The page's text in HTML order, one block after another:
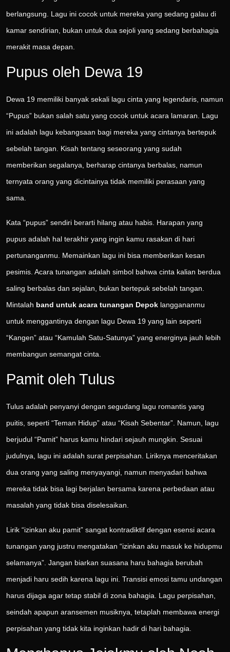
berlangsung. Lagu ini cocok untuk mereka yang sedang galau di
kamar sendirian, bukan untuk dua sejoli yang sedang berbahagia
merakit masa depan.
Pupus oleh Dewa 19
Dewa 19 memiliki banyak sekali lagu cinta yang legendaris, namun
“Pupus” bukan salah satu yang cocok untuk acara lamaran. Lagu
ini adalah lagu kebangsaan bagi mereka yang cintanya bertepuk
sebelah tangan. Kisah tentang seseorang yang sudah
memberikan segalanya, berharap cintanya berbalas, namun
ternyata orang yang dicintainya tidak memiliki perasaan yang
sama.
Kata “pupus” sendiri berarti hilang atau habis. Harapan yang
pupus adalah hal terakhir yang ingin kamu rasakan di hari
pertunanganmu. Memainkan lagu ini bisa memberikan kesan
pesimis. Acara tunangan adalah simbol bahwa cinta kalian berdua
saling berbalas dan sejalan, bukan bertepuk sebelah tangan.
Mintalah band untuk acara tunangan Depok langgananmu
untuk menggantinya dengan lagu Dewa 19 yang lain seperti
“Kangen” atau “Kamulah Satu-Satunya” yang energinya jauh lebih
membangun semangat cinta.
Pamit oleh Tulus
Tulus adalah penyanyi dengan segudang lagu romantis yang
puitis, seperti “Teman Hidup” atau “Kisah Sebentar”. Namun, lagu
berjudul “Pamit” harus kamu hindari sejauh mungkin. Sesuai
judulnya, lagu ini adalah surat perpisahan. Liriknya menceritakan
dua orang yang saling menyayangi, namun menyadari bahwa
mereka tidak bisa lagi berjalan bersama karena perbedaan atau
masalah yang tidak bisa diselesaikan.
Lirik “izinkan aku pamit” sangat kontradiktif dengan esensi acara
tunangan yang justru mengatakan “izinkan aku masuk ke hidupmu
selamanya”. Jangan biarkan suasana haru bahagia berubah
menjadi haru sedih karena lagu ini. Transisi emosi tamu undangan
harus dijaga agar tetap stabil di zona bahagia. Lagu perpisahan,
seindah apapun aransemen musiknya, tetaplah membawa energi
perpisahan yang tidak kita inginkan hadir di hari bahagia.